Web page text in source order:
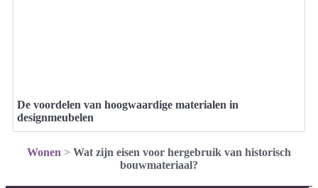
De voordelen van hoogwaardige materialen in
designmeubelen
Wonen > Wat zijn eisen voor hergebruik van historisch
bouwmateriaal?